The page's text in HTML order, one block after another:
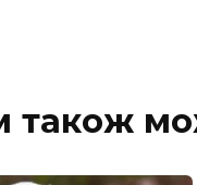
також